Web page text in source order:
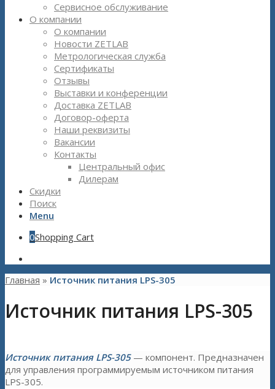
Сервисное обслуживание
О компании
О компании
Новости ZETLAB
Метрологическая служба
Сертификаты
Отзывы
Выставки и конференции
Доставка ZETLAB
Договор-оферта
Наши реквизиты
Вакансии
Контакты
Центральный офис
Дилерам
Скидки
Поиск
Menu
0Shopping Cart
Главная » Источник питания LPS-305
Источник питания LPS-305
Источник питания LPS-305 — компонент. Предназначен
для управления программируемым источником питания
LPS-305.